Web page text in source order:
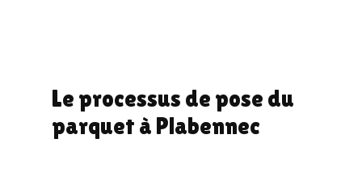
Le processus de pose du
parquet à Plabennec